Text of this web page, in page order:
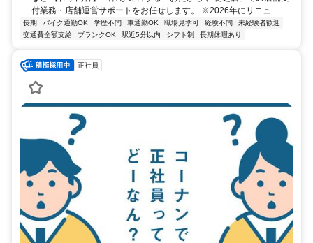
付業務・店舗運営サポートをお任せします。 ※2026年にリニュ...
長期 バイク通勤OK 学歴不問 車通勤OK 職場見学可 経験不問
未経験者歓迎
交通費全額支給
ブランクOK 駅近5分以内 シフト制 長期休暇あり
正社員